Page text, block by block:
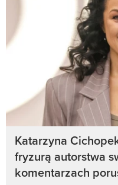
Katarzyna
fryzurą autorstwa
komentarzach